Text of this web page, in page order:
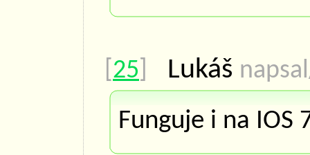
25 Lukáš
Funguje i na IOS